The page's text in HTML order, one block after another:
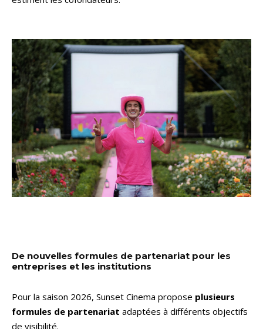
De nouvelles formules de partenariat pour les
entreprises et les institutions
Pour la saison 2026, Sunset Cinema propose plusieurs
formules de partenariat adaptées à différents objectifs
de visibilité.